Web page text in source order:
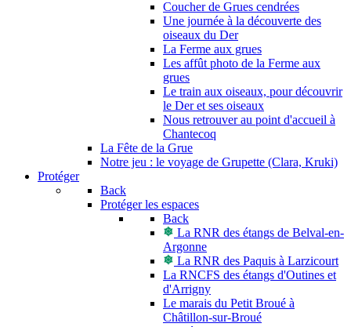
Coucher de Grues cendrées
Une journée à la découverte des
oiseaux du Der
La Ferme aux grues
Les affût photo de la Ferme aux
grues
Le train aux oiseaux, pour découvrir
le Der et ses oiseaux
Nous retrouver au point d'accueil à
Chantecoq
La Fête de la Grue
Notre jeu : le voyage de Grupette (Clara, Kruki)
Protéger
Back
Protéger les espaces
Back
La RNR des étangs de Belval-en-
Argonne
La RNR des Paquis à Larzicourt
La RNCFS des étangs d'Outines et
d'Arrigny
Le marais du Petit Broué à
Châtillon-sur-Broué